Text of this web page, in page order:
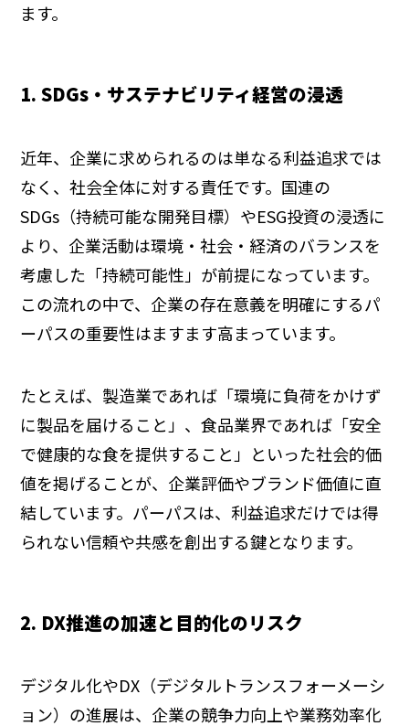
ます。
1. SDGs・サステナビリティ経営の浸透
近年、企業に求められるのは単なる利益追求では
なく、社会全体に対する責任です。国連の
SDGs（持続可能な開発目標）やESG投資の浸透に
より、企業活動は環境・社会・経済のバランスを
考慮した「持続可能性」が前提になっています。
この流れの中で、企業の存在意義を明確にするパ
ーパスの重要性はますます高まっています。
たとえば、製造業であれば「環境に負荷をかけず
に製品を届けること」、食品業界であれば「安全
で健康的な食を提供すること」といった社会的価
値を掲げることが、企業評価やブランド価値に直
結しています。パーパスは、利益追求だけでは得
られない信頼や共感を創出する鍵となります。
2. DX推進の加速と目的化のリスク
デジタル化やDX（デジタルトランスフォーメーシ
ョン）の進展は、企業の競争力向上や業務効率化